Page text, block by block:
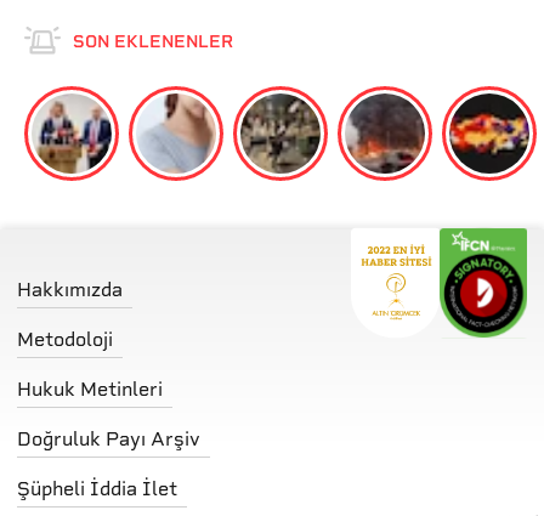
SON EKLENENLER
Hakkımızda
Metodoloji
Hukuk Metinleri
Doğruluk Payı Arşiv
Şüpheli İddia İlet